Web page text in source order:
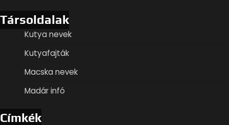
Társoldalak
Kutya nevek
Kutyafajták
Macska nevek
Madár infó
Címkék